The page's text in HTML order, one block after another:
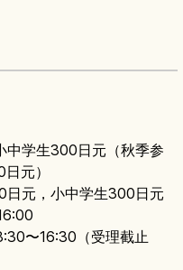
中学生300日元（秋季参
元）
日元，小中学生300日元
〜16:30（受理截止